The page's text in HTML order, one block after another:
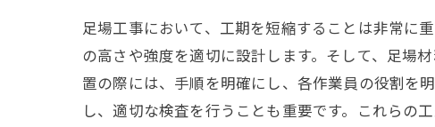
足場工事において、工期を短縮することは非常に
の高さや強度を適切に設計します。そして、足場
置の際には、手順を明確にし、各作業員の役割を
し、適切な検査を行うことも重要です。これらの